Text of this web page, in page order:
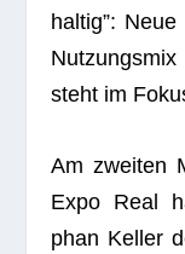
hal­tig”:
steht im
Am zwei­ten
Expo Real
phan Kel­ler